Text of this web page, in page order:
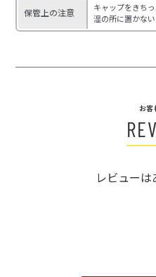
保管上の注意
キャップをきち
湿の所に置かない
お客
レビューは